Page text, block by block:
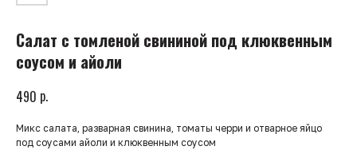
Салат с томленой свининой под клюквенным
соусом и айоли
490 р.
Микс салата, разварная свинина, томаты черри и отварное яйцо
под соусами айоли и клюквенным соусом